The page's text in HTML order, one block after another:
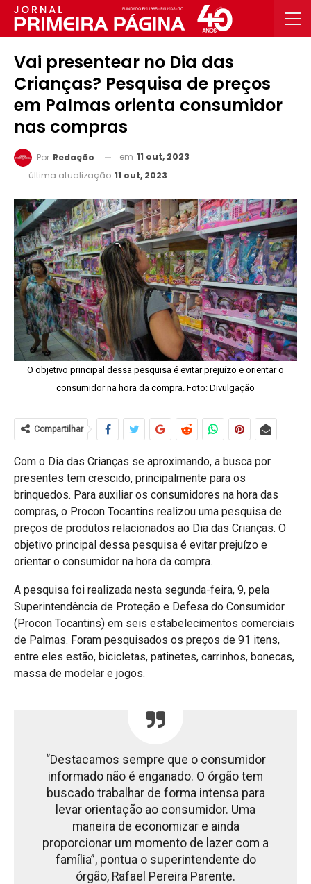
Vai presentear no Dia das
Crianças? Pesquisa de preços
em Palmas orienta consumidor
nas compras
Por Redação em 11 out, 2023
última atualização 11 out, 2023
O objetivo principal dessa pesquisa é evitar prejuízo e orientar o
consumidor na hora da compra. Foto: Divulgação
Compartilhar
Com o Dia das Crianças se aproximando, a busca por
presentes tem crescido, principalmente para os
brinquedos. Para auxiliar os consumidores na hora das
compras, o Procon Tocantins realizou uma pesquisa de
preços de produtos relacionados ao Dia das Crianças. O
objetivo principal dessa pesquisa é evitar prejuízo e
orientar o consumidor na hora da compra.
A pesquisa foi realizada nesta segunda-feira, 9, pela
Superintendência de Proteção e Defesa do Consumidor
(Procon Tocantins) em seis estabelecimentos comerciais
de Palmas. Foram pesquisados os preços de 91 itens,
entre eles estão, bicicletas, patinetes, carrinhos, bonecas,
massa de modelar e jogos.
“Destacamos sempre que o consumidor
informado não é enganado. O órgão tem
buscado trabalhar de forma intensa para
levar orientação ao consumidor. Uma
maneira de economizar e ainda
proporcionar um momento de lazer com a
família”, pontua o superintendente do
órgão, Rafael Pereira Parente.